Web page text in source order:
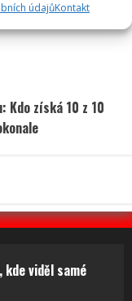
údajůKontakt
Kdo získá 10 z 10
kde viděl samé